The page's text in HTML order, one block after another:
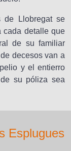
de Llobregat se
cada detalle que
de su familiar
decesos van a
y el entierro
su póliza sea
Esplugues